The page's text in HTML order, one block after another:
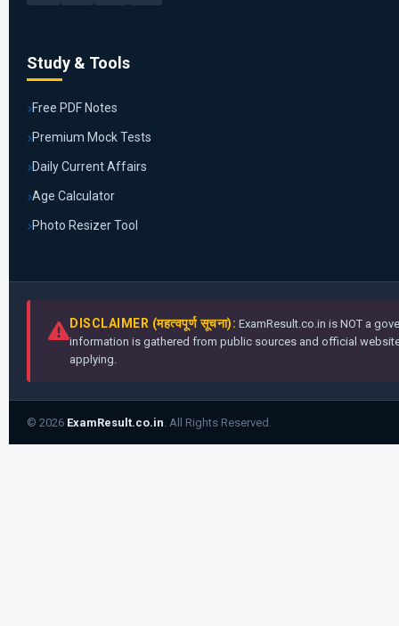
Study & Tools
Free PDF Notes
Premium Mock Tests
Daily Current Affairs
Age Calculator
Photo Resizer Tool
DISCLAIMER (महत्वपूर्ण सूचना): ExamResult.co.in is NOT a
information is gathered from public sources and official
applying.
© 2026 ExamResult.co.in. All Rights Reserved.